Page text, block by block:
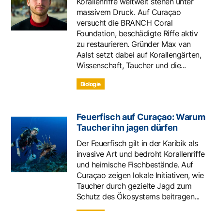
massivem Druck. Auf Curaçao
versucht die BRANCH Coral
Foundation, beschädigte Riffe aktiv
zu restaurieren. Gründer Max van
Aalst setzt dabei auf Korallengärten,
Wissenschaft, Taucher und die...
Biologie
Feuerfisch auf Curaçao: Warum
Taucher ihn jagen dürfen
Der Feuerfisch gilt in der Karibik als
invasive Art und bedroht Korallenriffe
und heimische Fischbestände. Auf
Curaçao zeigen lokale Initiativen, wie
Taucher durch gezielte Jagd zum
Schutz des Ökosystems beitragen...